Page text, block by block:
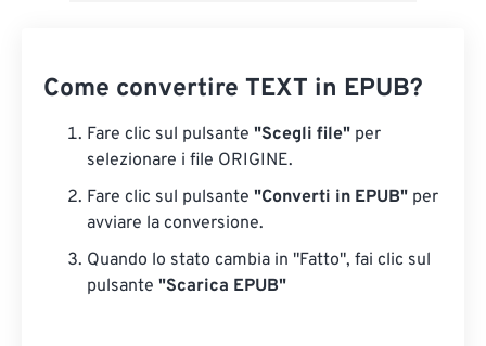
Come convertire TEXT in EPUB?
Fare clic sul pulsante "Scegli file" per
selezionare i file ORIGINE.
Fare clic sul pulsante "Converti in EPUB" per
avviare la conversione.
Quando lo stato cambia in "Fatto", fai clic sul
pulsante "Scarica EPUB"